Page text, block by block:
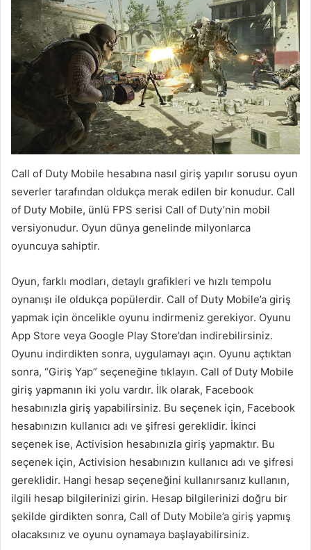
Call of Duty Mobile hesabına nasıl giriş yapılır sorusu oyun
severler tarafından oldukça merak edilen bir konudur. Call
of Duty Mobile, ünlü FPS serisi Call of Duty’nin mobil
versiyonudur. Oyun dünya genelinde milyonlarca
oyuncuya sahiptir.
Oyun, farklı modları, detaylı grafikleri ve hızlı tempolu
oynanışı ile oldukça popülerdir. Call of Duty Mobile’a giriş
yapmak için öncelikle oyunu indirmeniz gerekiyor. Oyunu
App Store veya Google Play Store’dan indirebilirsiniz.
Oyunu indirdikten sonra, uygulamayı açın. Oyunu açtıktan
sonra, “Giriş Yap” seçeneğine tıklayın. Call of Duty Mobile
giriş yapmanın iki yolu vardır. İlk olarak, Facebook
hesabınızla giriş yapabilirsiniz. Bu seçenek için, Facebook
hesabınızın kullanıcı adı ve şifresi gereklidir. İkinci
seçenek ise, Activision hesabınızla giriş yapmaktır. Bu
seçenek için, Activision hesabınızın kullanıcı adı ve şifresi
gereklidir. Hangi hesap seçeneğini kullanırsanız kullanın,
ilgili hesap bilgilerinizi girin. Hesap bilgilerinizi doğru bir
şekilde girdikten sonra, Call of Duty Mobile’a giriş yapmış
olacaksınız ve oyunu oynamaya başlayabilirsiniz.